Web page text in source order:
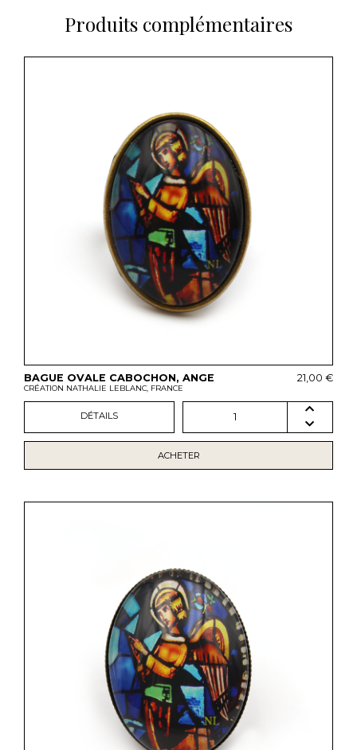
Produits complémentaires
BAGUE OVALE CABOCHON, ANGE
CRÉATION NATHALIE LEBLANC, FRANCE
21,00 €
DÉTAILS 1
ACHETER